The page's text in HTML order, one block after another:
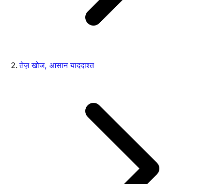
तेज़ खोज, आसान याददाश्त